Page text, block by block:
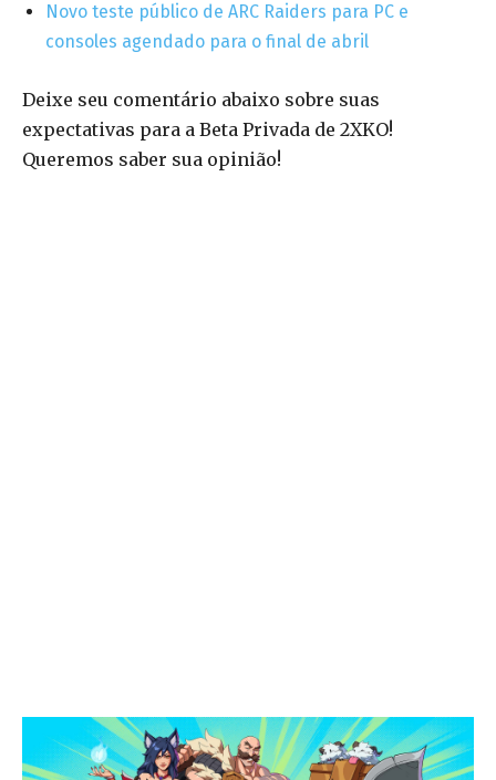
Novo teste público de ARC Raiders para PC e
consoles agendado para o final de abril
Deixe seu comentário abaixo sobre suas
expectativas para a Beta Privada de 2XKO!
Queremos saber sua opinião!